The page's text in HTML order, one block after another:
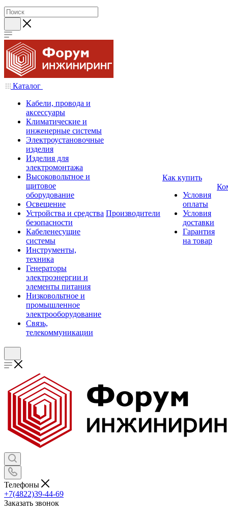
Каталог
Кабели, провода и
аксессуары
Климатические и
инженерные системы
Электроустановочные
изделия
Изделия для
электромонтажа
Высоковольтное и
щитовое
оборудование
Освещение
Устройства и средства
безопасности
Кабеленесущие
системы
Инструменты,
техника
Генераторы
электроэнергии и
элементы питания
Низковольтное и
промышленное
электрооборудование
Связь,
телекоммуникации
Производители
Как купить
Условия
оплаты
Условия
доставки
Гарантия
на товар
Телефоны
+7(4822)39-44-69
Заказать звонок